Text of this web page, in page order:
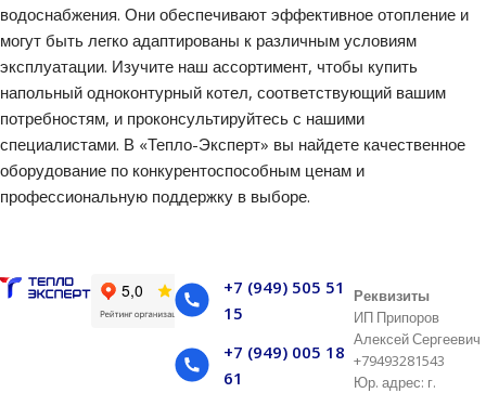
водоснабжения. Они обеспечивают эффективное отопление и
могут быть легко адаптированы к различным условиям
эксплуатации. Изучите наш ассортимент, чтобы купить
напольный одноконтурный котел, соответствующий вашим
потребностям, и проконсультируйтесь с нашими
специалистами. В «Тепло-Эксперт» вы найдете качественное
оборудование по конкурентоспособным ценам и
профессиональную поддержку в выборе.
+7 (949) 505 51
15
+7 (949) 005 18
61
Реквизиты
ИП Припоров
Алексей Сергеевич
+79493281543
Юр. адрес: г.